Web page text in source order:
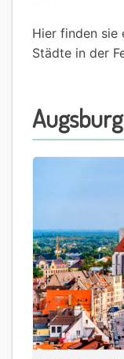
Hier finden sie
Städte in der
Augsburg